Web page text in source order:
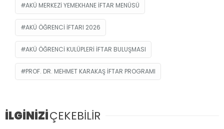
AKÜ MERKEZI YEMEKHANE İFTAR MENÜSÜ
AKÜ ÖĞRENCI İFTARI 2026
AKÜ ÖĞRENCI KULÜPLERI İFTAR BULUŞMASI
PROF. DR. MEHMET KARAKAŞ İFTAR PROGRAMI
İLGİNİZİÇEKEBİLİR